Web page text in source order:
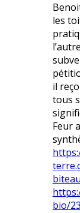
les
il
tous
Feur
bio/